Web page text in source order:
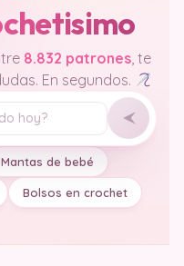
8.832 patrones, te
En segundos.
Mantas de bebé
Bolsos en crochet